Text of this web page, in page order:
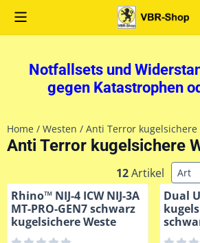
Cookie-Einstellungen sind derzeit
Notfallsets und
gegen Katastrophen
Home / Westen / Anti Terror kugelsichere
Anti Terror kugelsichere
12Artikel
Rhino™ NIJ-4 ICW NIJ-3A
MT-PRO-GEN7 schwarz
kugelsichere Weste
Dual
0101.06